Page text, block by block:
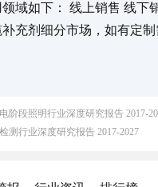
域如下： 线上销售 线下
充剂细分市场，如有定制
阶段照明行业深度研究报告 2017-
测行业深度研究报告 2017-2027